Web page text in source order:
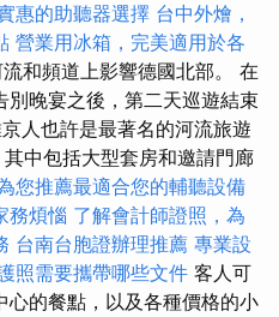
惠的助聽器選擇 台中外燴，
營業用冰箱，完美適用於各
和頻道上影響德國北部。 在
晚宴之後，第二天巡遊結束
人也許是最著名的河流旅遊
中包括大型套房和邀請門廊
您推薦最適合您的輔聽設備
務煩惱 了解會計師證照，為
台南台胞證辦理推薦 專業設
照需要攜帶哪些文件 客人可
心的餐點，以及各種價格的小